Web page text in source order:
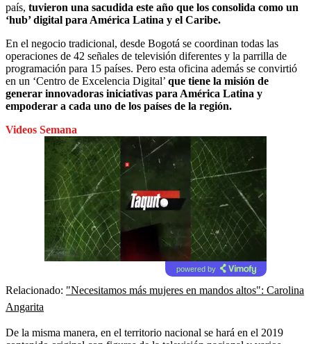
país, tuvieron una sacudida este año que los consolida como un
‘hub’ digital para América Latina y el Caribe.
En el negocio tradicional, desde Bogotá se coordinan todas las
operaciones de 42 señales de televisión diferentes y la parrilla de
programación para 15 países. Pero esta oficina además se convirtió
en un ‘Centro de Excelencia Digital’ que tiene la misión de
generar innovadoras iniciativas para América Latina y
empoderar a cada uno de los países de la región.
Videos Semana
powered by
Relacionado: "Necesitamos más mujeres en mandos altos": Carolina
Angarita
De la misma manera, en el territorio nacional se hará en el 2019